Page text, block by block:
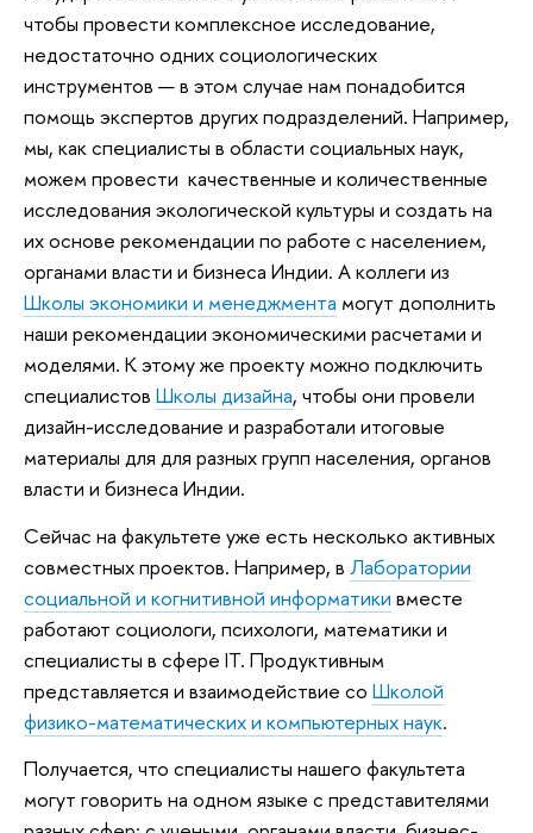
чтобы провести комплексное исследование,
недостаточно одних социологических
инструментов — в этом случае нам понадобится
помощь экспертов других подразделений. Например,
мы, как специалисты в области социальных наук,
можем провести качественные и количественные
исследования экологической культуры и создать на
их основе рекомендации по работе с населением,
органами власти и бизнеса Индии. А коллеги из
Школы экономики и менеджмента могут дополнить
наши рекомендации экономическими расчетами и
моделями. К этому же проекту можно подключить
специалистов Школы дизайна, чтобы они провели
дизайн-исследование и разработали итоговые
материалы для для разных групп населения, органов
власти и бизнеса Индии.
Сейчас на факультете уже есть несколько активных
совместных проектов. Например, в Лаборатории
социальной и когнитивной информатики вместе
работают социологи, психологи, математики и
специалисты в сфере IT. Продуктивным
представляется и взаимодействие со Школой
физико-математических и компьютерных наук.
Получается, что специалисты нашего факультета
могут говорить на одном языке с представителями